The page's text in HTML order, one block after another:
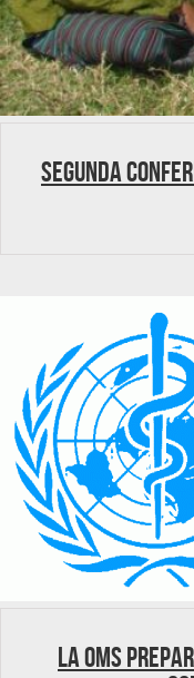
Segunda
La OMS